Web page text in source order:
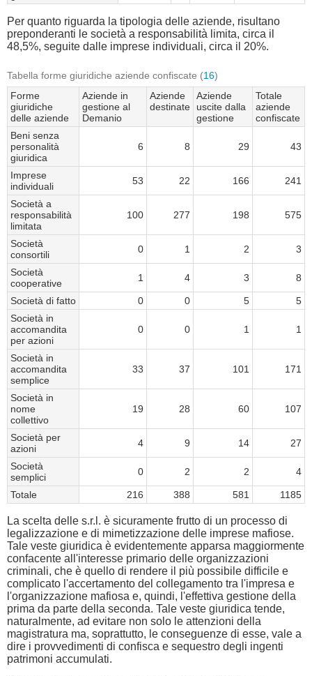
Per quanto riguarda la tipologia delle aziende, risultano
preponderanti le società a responsabilità limita, circa il
48,5%, seguite dalle imprese individuali, circa il 20%.
Tabella forme giuridiche aziende confiscate (16)
Forme
giuridiche
delle aziende
Aziende in
gestione al
Demanio
Aziende
destinate
Aziende
uscite dalla
gestione
Totale
aziende
confiscate
Beni senza
personalità
giuridica
6 8 29 43
Imprese
individuali
53 22 166 241
Società a
responsabilità
limitata
100 277 198 575
Società
consortili
0 1 2 3
Società
cooperative
1 4 3 8
Società di fatto 0 0 5
5
Società in
accomandita
per azioni
0 0 1 1
Società in
accomandita
semplice
33 37 101 171
Società in
nome
collettivo
19 28 60 107
Società per
azioni
4 9 14 27
Società
semplici
0 2 2 4
Totale 216 388 581 1185
La scelta delle s.r.l. è sicuramente frutto di un processo di
legalizzazione e di mimetizzazione delle imprese mafiose.
Tale veste giuridica è evidentemente apparsa maggiormente
confacente all'interesse primario delle organizzazioni
criminali, che è quello di rendere il più possibile difficile e
complicato l'accertamento del collegamento tra l'impresa e
l'organizzazione mafiosa e, quindi, l'effettiva gestione della
prima da parte della seconda. Tale veste giuridica tende,
naturalmente, ad evitare non solo le attenzioni della
magistratura ma, soprattutto, le conseguenze di esse, vale a
dire i provvedimenti di confisca e sequestro degli ingenti
patrimoni accumulati.